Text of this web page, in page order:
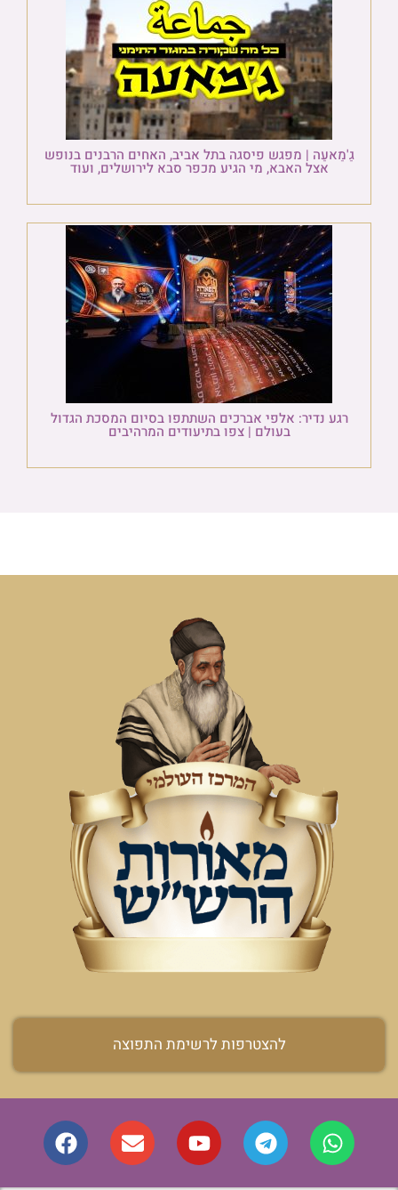
גַ'מַאעַה | מפגש פיסגה בתל אביב, האחים הרבנים בנופש
אצל האבא, מי הגיע מכפר סבא לירושלים, ועוד
רגע נדיר: אלפי אברכים השתתפו בסיום המסכת הגדול
בעולם | צפו בתיעודים המרהיבים
להצטרפות לרשימת התפוצה